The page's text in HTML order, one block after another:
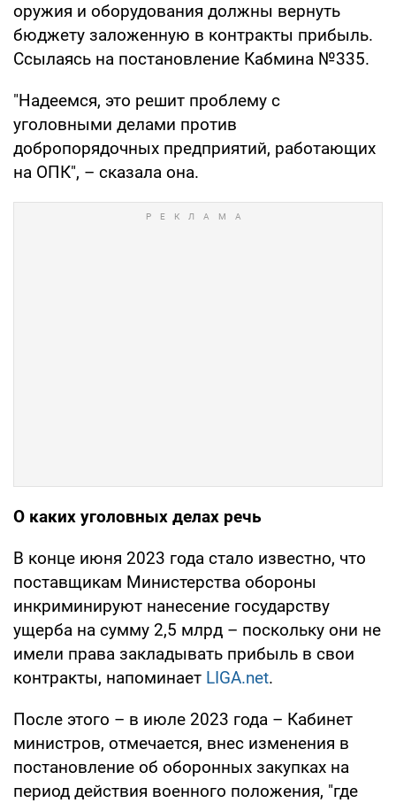
оружия и оборудования должны вернуть
бюджету заложенную в контракты прибыль.
Ссылаясь на постановление Кабмина №335.
"Надеемся, это решит проблему с
уголовными делами против
добропорядочных предприятий, работающих
на ОПК", – сказала она.
О каких уголовных делах речь
В конце июня 2023 года стало известно, что
поставщикам Министерства обороны
инкриминируют нанесение государству
ущерба на сумму 2,5 млрд – поскольку они не
имели права закладывать прибыль в свои
контракты, напоминает LIGA.net.
После этого – в июле 2023 года – Кабинет
министров, отмечается, внес изменения в
постановление об оборонных закупках на
период действия военного положения, "где